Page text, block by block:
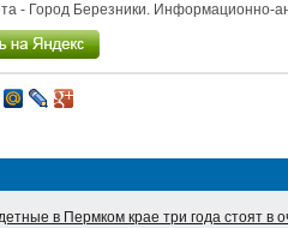
- Город Березники. Информационно-
в Пермком крае три года стоят в